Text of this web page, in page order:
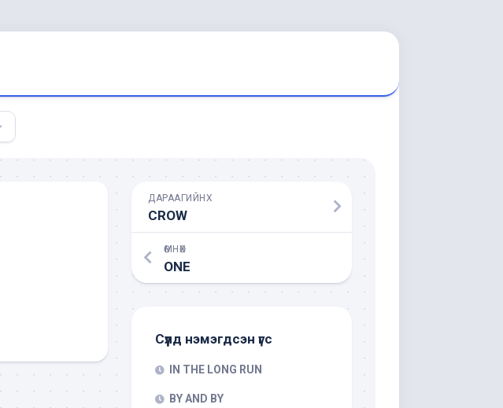
ДАРААГИЙНХ
CROW
ӨМНӨХ
ONE
Сүүлд нэмэгдсэн үгс
IN THE LONG RUN
BY AND BY